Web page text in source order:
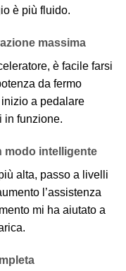
è più fluido.
massima
è facile farsi
da fermo
a pedalare
in funzione.
modo intelligente
alta, passo a livelli
l’assistenza
mi ha aiutato a